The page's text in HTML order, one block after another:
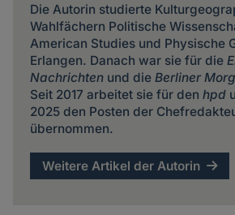
Die Autorin studierte
Wahlfächern Politische
American Studies und Physische
Erlangen. Danach war sie für die
Nachrichtenund die Berliner
Seit 2017 arbeitet sie für den hpd
2025 den Posten der
übernommen.
Weitere Artikel der Autorin